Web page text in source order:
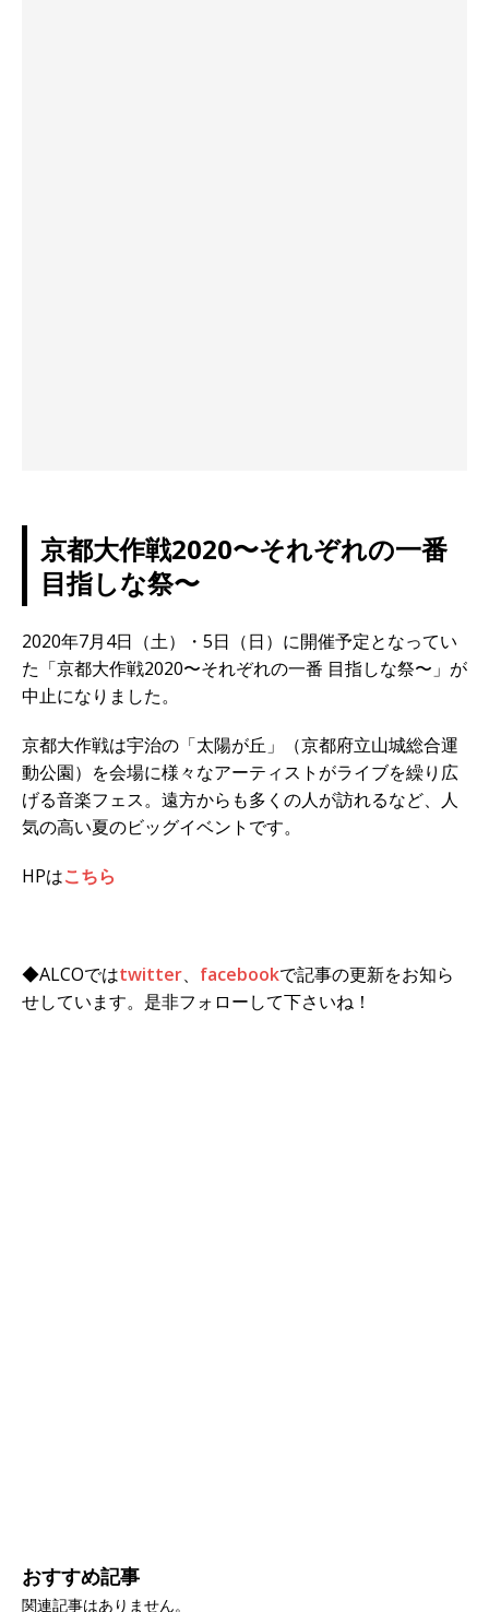
京都大作戦2020〜それぞれの一番
目指しな祭〜
2020年7月4日（土）・5日（日）に開催予定となってい
た「京都大作戦2020〜それぞれの一番 目指しな祭〜」が
中止になりました。
京都大作戦は宇治の「太陽が丘」（京都府立山城総合運
動公園）を会場に様々なアーティストがライブを繰り広
げる音楽フェス。遠方からも多くの人が訪れるなど、人
気の高い夏のビッグイベントです。
HPはこちら
◆ALCOではtwitter、 facebookで記事の更新をお知ら
せしています。是非フォローして下さいね！
おすすめ記事
関連記事はありません。